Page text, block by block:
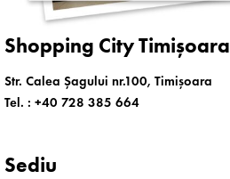
Shopping City Timișoara
Str. Calea Șagului nr.100, Timișoara
Tel. : +40 728 385 664
Sediu